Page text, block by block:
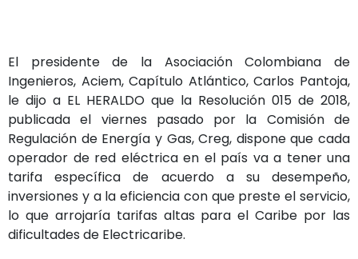
El presidente de la Asociación Colombiana de
Ingenieros, Aciem, Capítulo Atlántico, Carlos Pantoja,
le dijo a EL HERALDO que la Resolución 015 de 2018,
publicada el viernes pasado por la Comisión de
Regulación de Energía y Gas, Creg, dispone que cada
operador de red eléctrica en el país va a tener una
tarifa específica de acuerdo a su desempeño,
inversiones y a la eficiencia con que preste el servicio,
lo que arrojaría tarifas altas para el Caribe por las
dificultades de Electricaribe.